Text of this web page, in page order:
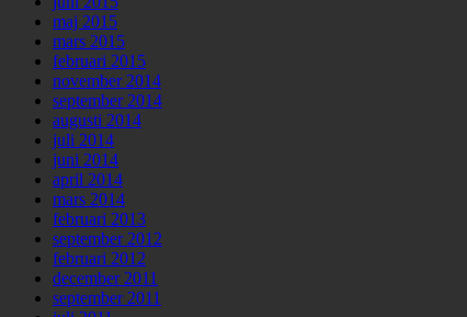
maj 2015
mars 2015
februari 2015
november 2014
september 2014
augusti 2014
juli 2014
juni 2014
april 2014
mars 2014
februari 2013
september 2012
februari 2012
december 2011
september 2011